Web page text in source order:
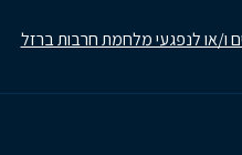
ו/או לנפגעי מלחמת חרבות ברזל